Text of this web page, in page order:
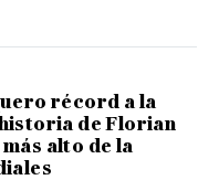
récord a la
de Florian
alto de la